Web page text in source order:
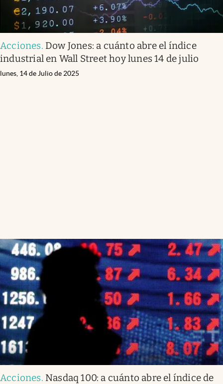
Acciones. Dow Jones: a cuánto abre el índice
industrial en Wall Street hoy lunes 14 de julio
lunes, 14 de Julio de 2025
Acciones. Nasdaq 100: a cuánto abre el índice de